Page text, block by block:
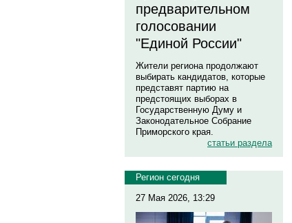
предварительном
голосовании
"Единой России"
Жители региона продолжают
выбирать кандидатов, которые
представят партию на
предстоящих выборах в
Государственную Думу и
Законодательное Собрание
Приморского края.
статьи раздела
Регион сегодня
27 Мая 2026, 13:29